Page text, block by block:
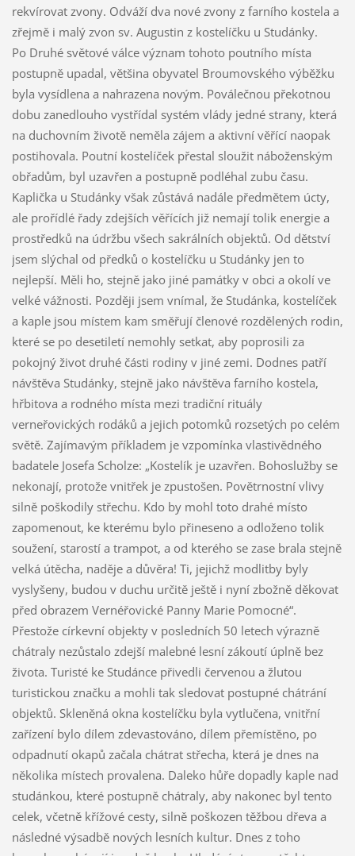
rekvírovat zvony. Odváží dva nové zvony z farního kostela a
zřejmě i malý zvon sv. Augustin z kostelíčku u Studánky.
Po Druhé světové válce význam tohoto poutního místa
postupně upadal, většina obyvatel Broumovského výběžku
byla vysídlena a nahrazena novým. Poválečnou překotnou
dobu zanedlouho vystřídal systém vlády jedné strany, která
na duchovním životě neměla zájem a aktivní věřící naopak
postihovala. Poutní kostelíček přestal sloužit náboženským
obřadům, byl uzavřen a postupně podléhal zubu času.
Kaplička u Studánky však zůstává nadále předmětem úcty,
ale prořídlé řady zdejších věřících již nemají tolik energie a
prostředků na údržbu všech sakrálních objektů. Od dětství
jsem slýchal od předků o kostelíčku u Studánky jen to
nejlepší. Měli ho, stejně jako jiné památky v obci a okolí ve
velké vážnosti. Později jsem vnímal, že Studánka, kostelíček
a kaple jsou místem kam směřují členové rozdělených rodin,
které se po desetiletí nemohly setkat, aby poprosili za
pokojný život druhé části rodiny v jiné zemi. Dodnes patří
návštěva Studánky, stejně jako návštěva farního kostela,
hřbitova a rodného místa mezi tradiční rituály
verneřovických rodáků a jejich potomků rozsetých po celém
světě. Zajímavým příkladem je vzpomínka vlastivědného
badatele Josefa Scholze: „Kostelík je uzavřen. Bohoslužby se
nekonají, protože vnitřek je zpustošen. Povětrnostní vlivy
silně poškodily střechu. Kdo by mohl toto drahé místo
zapomenout, ke kterému bylo přineseno a odloženo tolik
soužení, starostí a trampot, a od kterého se zase brala stejně
velká útěcha, naděje a důvěra! Ti, jejichž modlitby byly
vyslyšeny, budou v duchu určitě ještě i nyní zbožně děkovat
před obrazem Vernéřovické Panny Marie Pomocné“.
Přestože církevní objekty v posledních 50 letech výrazně
chátraly nezůstalo zdejší malebné lesní zákoutí úplně bez
života. Turisté ke Studánce přivedli červenou a žlutou
turistickou značku a mohli tak sledovat postupné chátrání
objektů. Skleněná okna kostelíčku byla vytlučena, vnitřní
zařízení bylo dílem zdevastováno, dílem přemístěno, po
odpadnutí okapů začala chátrat střecha, která je dnes na
několika místech provalena. Daleko hůře dopadly kaple nad
studánkou, které postupně chátraly, aby nakonec byl tento
celek, včetně křížové cesty, silně poškozen těžbou dřeva a
následné výsadbě nových lesních kultur. Dnes z toho